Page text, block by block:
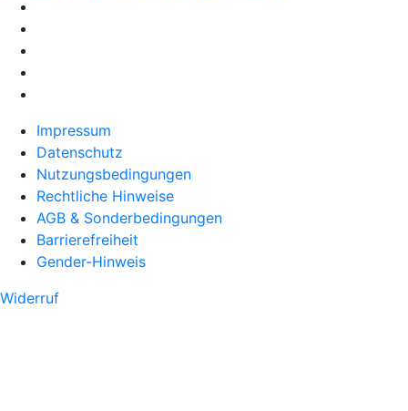
Impressum
Datenschutz
Nutzungsbedingungen
Rechtliche Hinweise
AGB & Sonderbedingungen
Barrierefreiheit
Gender-Hinweis
Widerruf